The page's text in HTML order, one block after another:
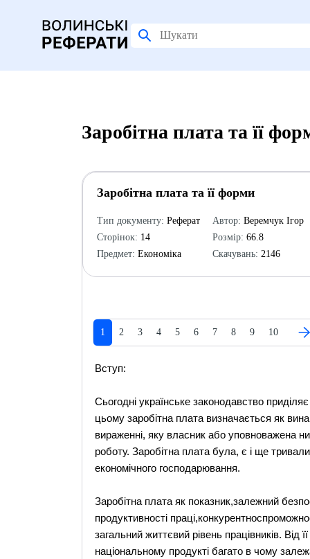
Заробітна плата та її
Заробітна плата та її форми
Тип документу: Реферат
Сторінок: 14
Предмет: Економіка
Автор: Веремчук Ігор
Розмір: 66.8
Скачувань: 2146
1 2 3 4 5 6 7 8 9 10
Вступ:
Сьогодні українське законодавство
цьому заробітна плата визначається як
вираженні, яку власник або уповноважена
роботу. Заробітна плата була, є і ще
економічного господарювання.
Заробітна плата як показник,залежний
продуктивності
загальний життєвий рівень працівників. Від
національному продукті багато в чому